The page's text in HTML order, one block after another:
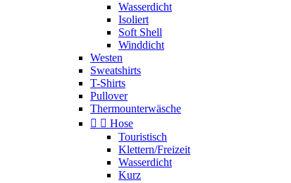
Wasserdicht
Isoliert
Soft Shell
Winddicht
Westen
Sweatshirts
T-Shirts
Pullover
Thermounterwäsche
  Hose
Touristisch
Klettern/Freizeit
Wasserdicht
Kurz